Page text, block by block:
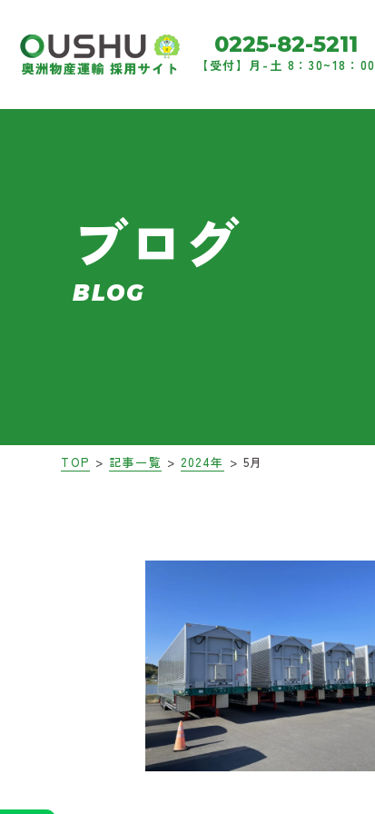
0225-82-5211
【受付】月-土 8：30~18：00
ブログ
BLOG
TOP > 記事一覧 >2024年 > 5月